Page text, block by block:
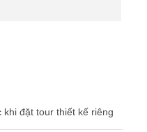
đặt tour thiết kế riêng